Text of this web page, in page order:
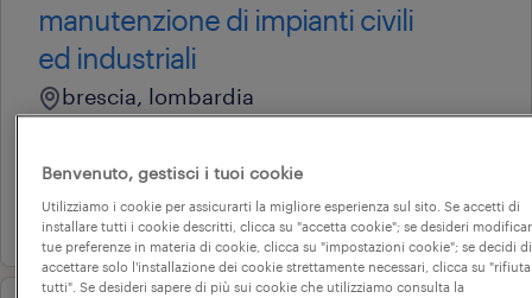
manutenzione di impianti civili
ed industriali
brescia, lombardia
15.000 € - 18.000 € annuale
28 aprile 2026
Benvenuto, gestisci i tuoi cookie
Utilizziamo i cookie per assicurarti la migliore esperienza sul sito. Se accetti di
installare tutti i cookie descritti, clicca su "accetta cookie"; se desideri
tue preferenze in materia di cookie, clicca su "impostazioni cookie"; se decidi di
accettare solo l'installazione dei cookie strettamente necessari, clicca su "rifiuta
tutti". Se desideri sapere di più sui cookie che utilizziamo consulta la